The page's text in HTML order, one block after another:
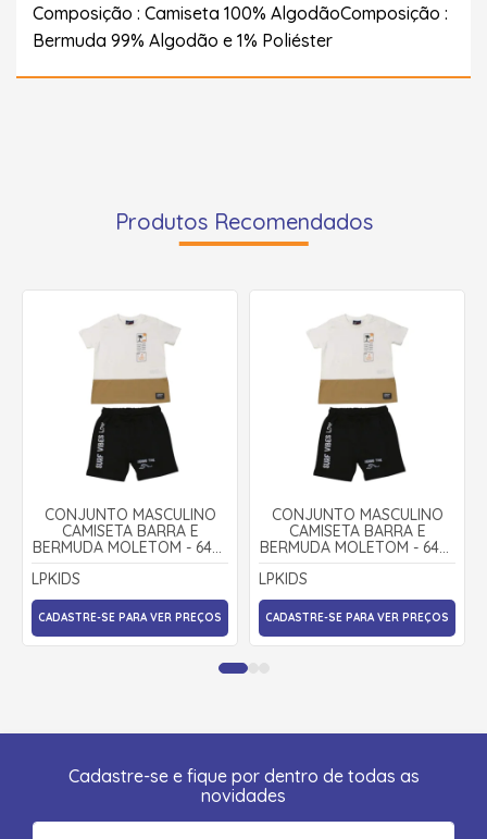
Composição : Camiseta 100% AlgodãoComposição :
Bermuda 99% Algodão e 1% Poliéster
Produtos Recomendados
CONJUNTO MASCULINO
CAMISETA BARRA E
BERMUDA MOLETOM - 6407
- LP KIDS
LPKIDS
CADASTRE-SE PARA VER PREÇOS
CONJUNTO MASCULINO
CAMISETA BARRA E
BERMUDA MOLETOM - 6407
- LP KIDS
LPKIDS
CADASTRE-SE PARA VER PREÇOS
Cadastre-se e fique por dentro de todas as
novidades